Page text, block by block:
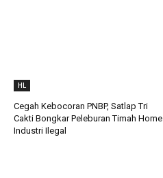
HL
Cegah Kebocoran PNBP, Satlap Tri
Cakti Bongkar Peleburan Timah Home
Industri Ilegal